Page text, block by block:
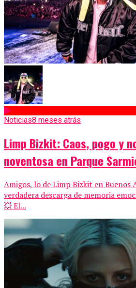
Noticias8 meses atrás
Limp Bizkit: Caos, pogo y
noventosa en Parque
Amigos, lo de Limp Bizkit en Buenos
verdadera descarga de memoria
💥 El...